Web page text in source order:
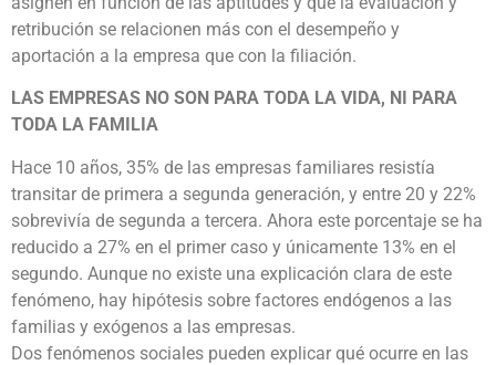
retribución se relacionen más con el desempeño y
aportación a la empresa que con la filiación.
LAS EMPRESAS NO SON PARA TODA LA VIDA, NI PARA
TODA LA FAMILIA
Hace 10 años, 35% de las empresas familiares resistía
transitar de primera a segunda generación, y entre 20 y 22%
sobrevivía de segunda a tercera. Ahora este porcentaje se ha
reducido a 27% en el primer caso y únicamente 13% en el
segundo. Aunque no existe una explicación clara de este
fenómeno, hay hipótesis sobre factores endógenos a las
familias y exógenos a las empresas.
Dos fenómenos sociales pueden explicar qué ocurre en las